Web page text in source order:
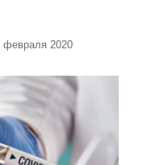
февраля 2020